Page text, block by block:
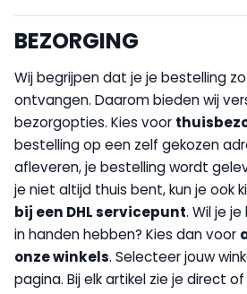
BEZORGING
Wij begrijpen dat je je bestelling
ontvangen. Daarom bieden wij
bezorgopties. Kies voor
bestelling op een zelf gekozen
afleveren, je bestelling wordt
je niet altijd thuis bent, kun je ook
bij een DHL servicepunt. Wil je
in handen hebben? Kies dan voor
onze winkels. Selecteer jouw
pagina. Bij elk artikel zie je direct